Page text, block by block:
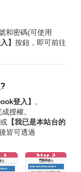
和密碼(可使用
】 按鈕，即可前往
登入】
。
成授權。
或 【我已是本站台的
皆可透過